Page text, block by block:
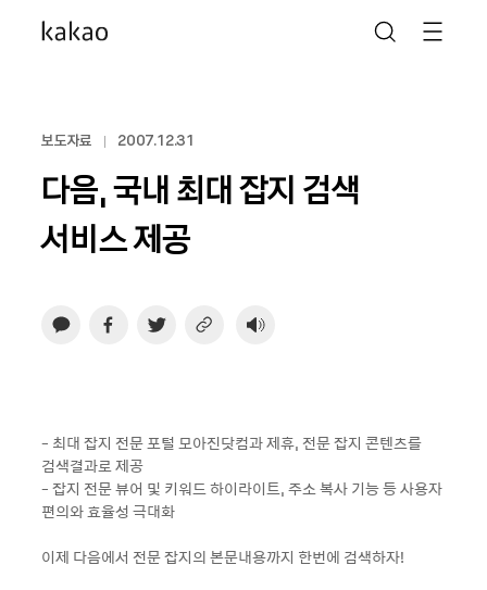
보도자료 2007.12.31
다음, 국내 최대 잡지 검색
서비스 제공
- 최대 잡지 전문 포털 모아진닷컴과 제휴, 전문 잡지 콘텐츠를
검색결과로 제공
- 잡지 전문 뷰어 및 키워드 하이라이트, 주소 복사 기능 등 사용자
편의와 효율성 극대화
이제 다음에서 전문 잡지의 본문내용까지 한번에 검색하자!